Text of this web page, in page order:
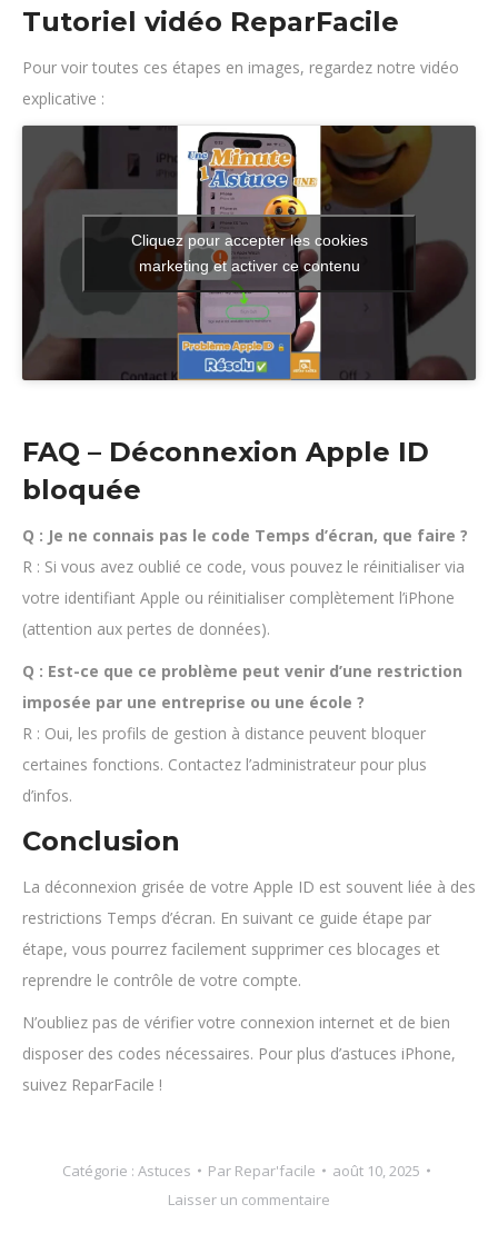
Tutoriel vidéo ReparFacile
Pour voir toutes ces étapes en images, regardez notre vidéo
explicative :
Cliquez pour accepter les cookies
marketing et activer ce contenu
FAQ – Déconnexion Apple ID
bloquée
Q : Je ne connais pas le code Temps d’écran, que faire ?
R : Si vous avez oublié ce code, vous pouvez le réinitialiser via
votre identifiant Apple ou réinitialiser complètement l’iPhone
(attention aux pertes de données).
Q : Est-ce que ce problème peut venir d’une restriction
imposée par une entreprise ou une école ?
R : Oui, les profils de gestion à distance peuvent bloquer
certaines fonctions. Contactez l’administrateur pour plus
d’infos.
Conclusion
La déconnexion grisée de votre Apple ID est souvent liée à des
restrictions Temps d’écran. En suivant ce guide étape par
étape, vous pourrez facilement supprimer ces blocages et
reprendre le contrôle de votre compte.
N’oubliez pas de vérifier votre connexion internet et de bien
disposer des codes nécessaires. Pour plus d’astuces iPhone,
suivez ReparFacile !
Catégorie : Astuces Par Repar'facile
août 10, 2025
Laisser un commentaire